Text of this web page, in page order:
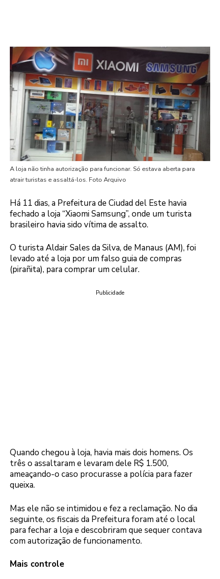
A loja não tinha autorização para funcionar. Só estava aberta para
atrair turistas e assaltá-los. Foto Arquivo
Há 11 dias, a Prefeitura de Ciudad del Este havia
fechado a loja “Xiaomi Samsung”, onde um turista
brasileiro havia sido vítima de assalto.
O turista Aldair Sales da Silva, de Manaus (AM), foi
levado até a loja por um falso guia de compras
(pirañita), para comprar um celular.
Publicidade
Quando chegou à loja, havia mais dois homens. Os
três o assaltaram e levaram dele R$ 1.500,
ameaçando-o caso procurasse a polícia para fazer
queixa.
Mas ele não se intimidou e fez a reclamação. No dia
seguinte, os fiscais da Prefeitura foram até o local
para fechar a loja e descobriram que sequer contava
com autorização de funcionamento.
Mais controle